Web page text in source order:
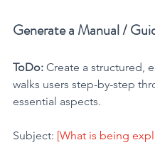
Generate a Manual /
ToDo: Create a structured,
walks users step-by-step
essential aspects.
Subject: [What is being